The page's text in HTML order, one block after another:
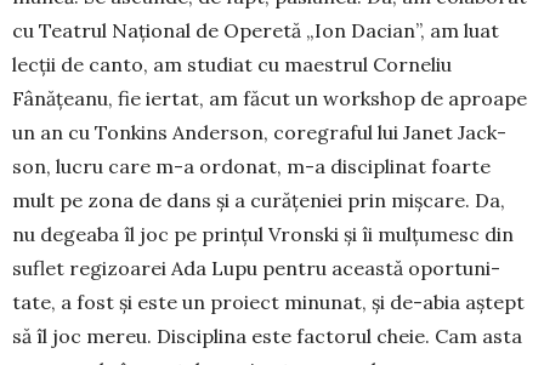
cu Teatrul Național de Operetă „Ion Da­cian”, am luat
lecții de canto, am studiat cu maestrul Corneliu
Fânățeanu, fie iertat, am făcut un workshop de aproape
un an cu Tonkins Anderson, co­regraful lui Janet Jack­
son, lucru care m-a ordonat, m-a disci­plinat foarte
mult pe zona de dans și a cu­rățeniei prin miș­care. Da,
nu degeaba îl joc pe prințul Vronski și îi mulțumesc din
suflet re­gizoarei Ada Lupu pen­tru această opor­tu­ni­
tate, a fost și este un proiect minunat, și de-abia aștept
să îl joc mereu. Disciplina este factorul cheie. Cam asta